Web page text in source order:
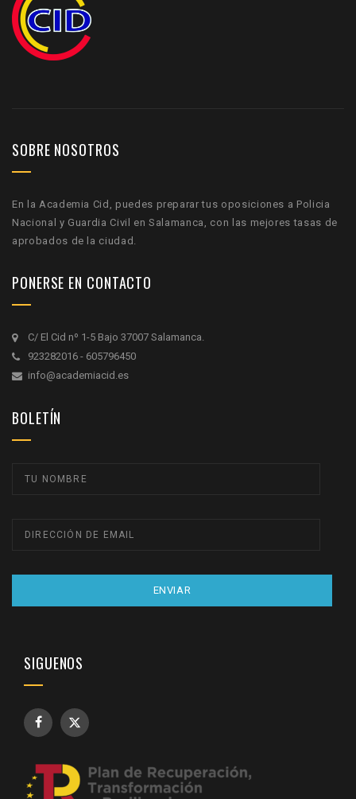
SOBRE NOSOTROS
En la Academia Cid, puedes preparar tus oposiciones a Policia
Nacional y Guardia Civil en Salamanca, con las mejores tasas de
aprobados de la ciudad.
PONERSE EN CONTACTO
C/ El Cid nº 1-5 Bajo 37007 Salamanca.
923282016 - 605796450
info@academiacid.es
BOLETÍN
ENVIAR
SIGUENOS